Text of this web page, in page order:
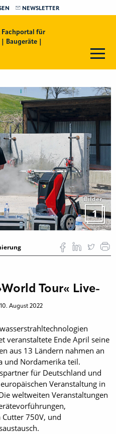
NEWSLETTER
Fachportal für
Baugeräte |
Bilder
1
Tour« Live-
10. August 2022
veranstaltete Ende April seine
aus 13 Ländern nahmen an
und Nordamerika teil.
für Deutschland und
Veranstaltung in
weltweiten Veranstaltungen
750V, und